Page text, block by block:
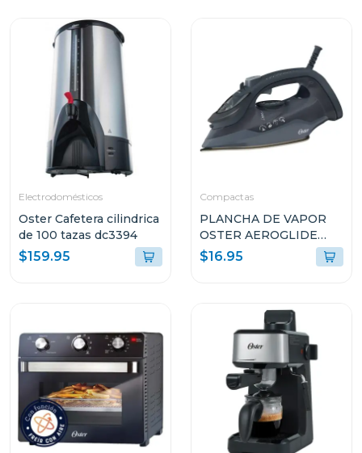
Electrodomésticos
Oster Cafetera cilindrica
de 100 tazas dc3394
$159.95
Compactas
PLANCHA DE VAPOR
OSTER AEROGLIDE
S7000 NEGRO
GCSTAC7002
$16.95